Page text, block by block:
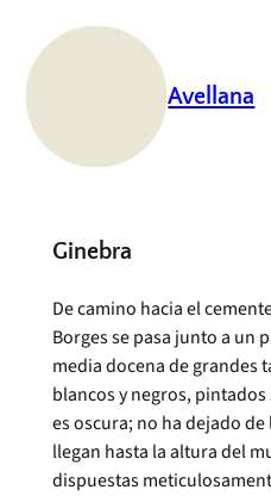
contenido
Avellana
Ginebra
De camino hacia el
Borges se pasa junto a un
media docena de grandes
blancos y negros,
es oscura; no ha dejado
llegan hasta la altura del
dispuestas